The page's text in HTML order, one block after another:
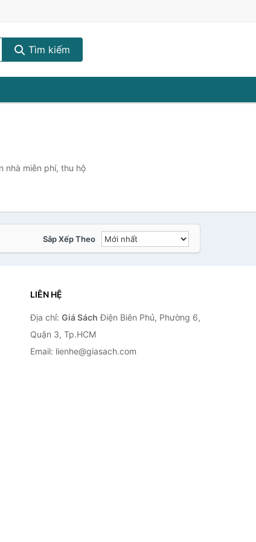
Tìm kiếm
nhà miễn phí, thu hộ
Sắp Xếp Theo
LIÊN HỆ
Địa chỉ: Giá Sách Điện Biên Phủ, Phường 6,
Quận 3, Tp.HCM
Email: lienhe@giasach.com